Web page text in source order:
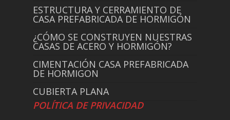
ESTRUCTURA Y CERRAMIENTO DE
CASA PREFABRICADA DE HORMIGÓN
¿CÓMO SE CONSTRUYEN NUESTRAS
CASAS DE ACERO Y HORMIGÓN?
CIMENTACIÓN CASA PREFABRICADA
DE HORMIGON
CUBIERTA PLANA
POLÍTICA DE PRIVACIDAD